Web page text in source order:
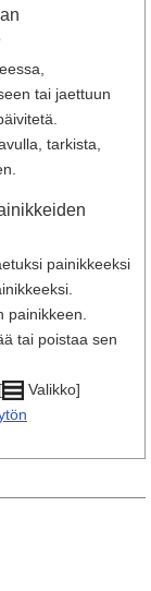
tai jaettuun
tarkista,
painikkeeksi
painikkeen.
tai poistaa sen
Valikko]